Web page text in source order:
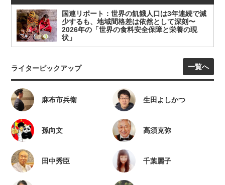
国連リポート：世界の飢餓人口は3年連続で減
少するも、地域間格差は依然として深刻〜
2026年の「世界の食料安全保障と栄養の現
状」
ライターピックアップ 一覧へ
麻布市兵衛 生田よしかつ
孫向文 高須克弥
田中秀臣 千葉麗子